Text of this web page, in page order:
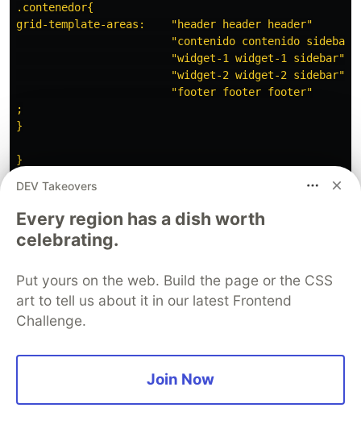
.contenedor{
grid-template-areas:    "header header header"
                        "contenido contenido sidebar"
                        "widget-1 widget-1 sidebar"
                        "widget-2 widget-2 sidebar"
                        "footer footer footer"
;
}
}
/*min 1536px*/
`
nuestro sitio, pero una vez que rellenamos con
nuestro contenido, podemos alinear contenido
con flexbox como se muestra en el el ejemplo, en
resumen, se puede utilizar el CSS de toda la vida,
o combinarlo con otros framworks.
DEV Takeovers
Every region has a dish worth
celebrating.
Put yours on the web. Build the page or the CSS
art to tell us about it in our latest Frontend
Challenge.
Join Now